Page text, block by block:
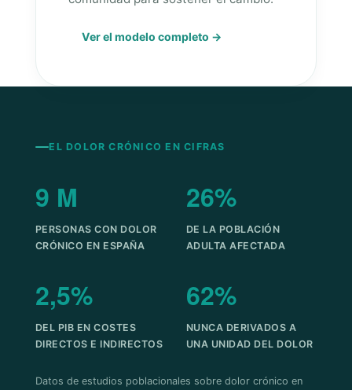
Ver el modelo completo →
EL DOLOR CRÓNICO EN CIFRAS
9 M
PERSONAS CON DOLOR
CRÓNICO EN ESPAÑA
26%
DE LA POBLACIÓN
ADULTA AFECTADA
2,5%
DEL PIB EN COSTES
DIRECTOS E INDIRECTOS
62%
NUNCA DERIVADOS A
UNA UNIDAD DEL DOLOR
Datos de estudios poblacionales sobre dolor crónico en